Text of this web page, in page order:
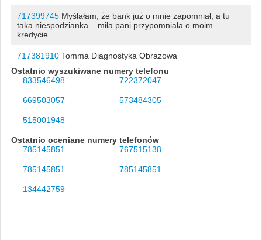
717399745Myślałam, że bank już o mnie zapomniał, a tu
taka niespodzianka – miła pani przypomniała o moim
kredycie.
717381910Tomma Diagnostyka Obrazowa
Ostatnio wyszukiwane numery telefonu
833546498
722372047
669503057 573484305
515001948
Ostatnio oceniane numery telefonów
785145851
767515138
785145851 785145851
134442759